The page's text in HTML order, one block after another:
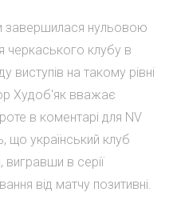
завершилася нульовою
черкаського клубу в
на такому рівні
Худоб'як вважає
в коментарі для NV
що український клуб
в серії
від матчу позитивні.